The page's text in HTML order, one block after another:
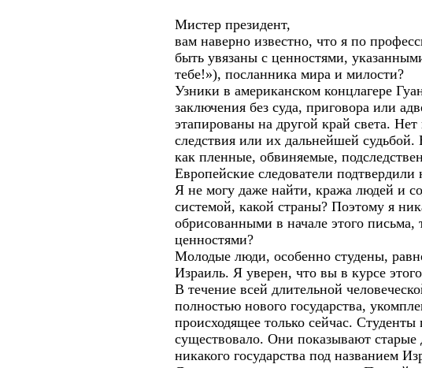
Мистер президент,
вам наверно известно, что я по
быть увязаны с ценностями,
тебе!»), посланника мира и милости?
Узники в американском концлагере
заключения без суда, приговора или
этапированы на другой край света.
следствия или их дальнейшей
как пленные, обвиняемые,
Европейские следователи
Я не могу даже найти, кража людей и
системой, какой страны? Поэтому я
обрисованными в начале этого
ценностями?
Молодые люди, особенно студены,
Израиль. Я уверен, что вы в курсе
В течение всей длительной
полностью нового государства,
происходящее только сейчас.
существовало. Они показывают
никакого государства под названием